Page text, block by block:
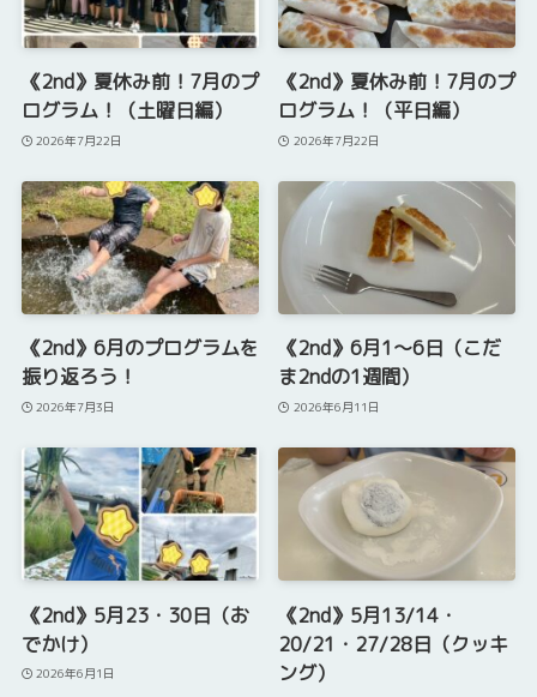
《2nd》夏休み前！7月のプ
ログラム！（土曜日編）
2026年7月22日
《2nd》夏休み前！7月のプ
ログラム！（平日編）
2026年7月22日
《2nd》6月のプログラムを
振り返ろう！
2026年7月3日
《2nd》6月1～6日（こだ
ま2ndの1週間）
2026年6月11日
《2nd》5月23・30日（お
でかけ）
2026年6月1日
《2nd》5月13/14・
20/21・27/28日（クッキ
ング）